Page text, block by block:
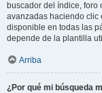
buscador del índice, foro
avanzadas haciendo clic
disponible en todas las
depende de la plantilla
Arriba
¿Por qué mi búsqueda